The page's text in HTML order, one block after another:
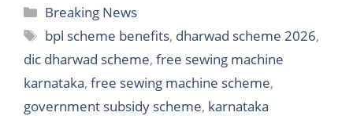
Categories
Breaking News
Tags
bpl scheme benefits, dharwad scheme 2026,
dic dharwad scheme, free sewing machine
karnataka, free sewing machine scheme,
government subsidy scheme, karnataka